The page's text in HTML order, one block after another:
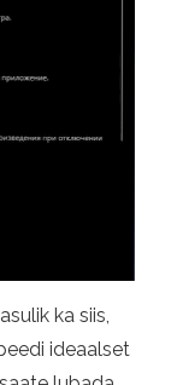
ka siis,
ideaalset